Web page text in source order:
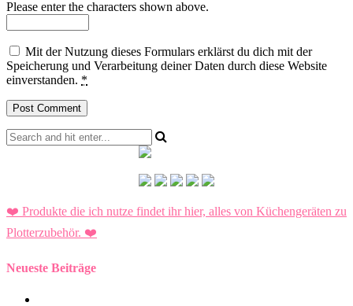
Please enter the characters shown above.
Mit der Nutzung dieses Formulars erklärst du dich mit der
Speicherung und Verarbeitung deiner Daten durch diese Website
einverstanden. *
❤️ Produkte die ich nutze findet ihr hier, alles von Küchengeräten zu
Plotterzubehör. ❤️
Neueste Beiträge